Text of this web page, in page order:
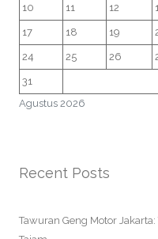
Agustus 2026
10 11 12
17 18 19
24 25 26
31
Recent Posts
Tawuran Geng Motor